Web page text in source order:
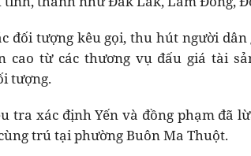
đối tượng kêu gọi, thu hút người
cao từ các thương vụ đấu giá tài
tượng.
tra xác định Yến và đồng phạm đã
trú tại phường Buôn Ma Thuột.